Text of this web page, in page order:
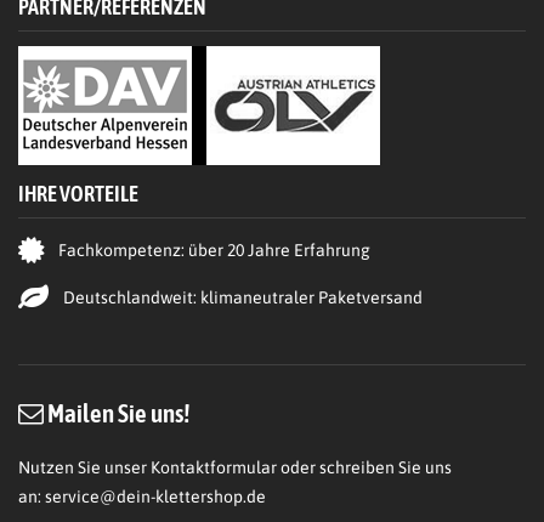
PARTNER/REFERENZEN
IHRE VORTEILE
Fachkompetenz: über 20 Jahre Erfahrung
Deutschlandweit: klimaneutraler Paketversand
Mailen Sie uns!
Nutzen Sie unser Kontaktformular oder schreiben Sie uns
an: service@dein-klettershop.de